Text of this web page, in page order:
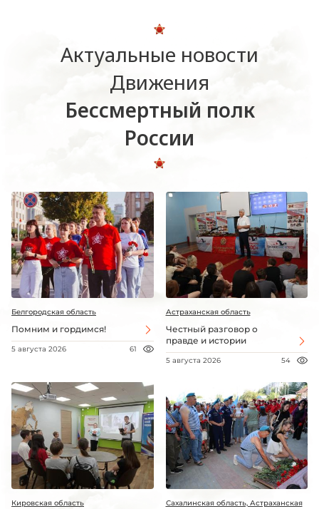
Актуальные новости
Движения
Бессмертный полк
России
Белгородская область
Помним и гордимся!
5 августа 2026 61
Астраханская область
Честный разговор о
правде и истории
5 августа 2026 54
Кировская область
Сахалинская область, Астраханская